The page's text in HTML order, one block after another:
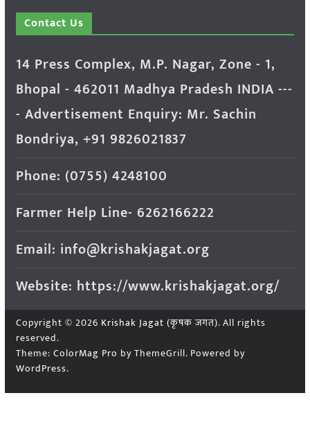
Contact Us
14 Press Complex, M.P. Nagar, Zone - 1,
Bhopal - 462011 Madhya Pradesh INDIA ---
- Advertisement Enquiry: Mr. Sachin
Bondriya, +91 9826021837
Phone: (0755) 4248100
Farmer Help Line- 6262166222
Email: info@krishakjagat.org
Website: https://www.krishakjagat.org/
Copyright © 2026 Krishak Jagat (कृषक जगत). All rights
reserved.
Theme: ColorMag Pro by ThemeGrill. Powered by
WordPress.